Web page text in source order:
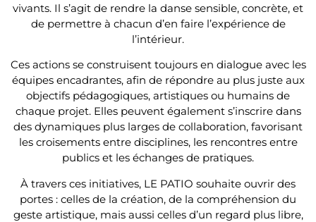
vivants. Il s’agit de rendre la danse sensible, concrète, et
de permettre à chacun d’en faire l’expérience de
l’intérieur.
Ces actions se construisent toujours en dialogue avec les
équipes encadrantes, afin de répondre au plus juste aux
objectifs pédagogiques, artistiques ou humains de
chaque projet. Elles peuvent également s’inscrire dans
des dynamiques plus larges de collaboration, favorisant
les croisements entre disciplines, les rencontres entre
publics et les échanges de pratiques.
À travers ces initiatives, LE PATIO souhaite ouvrir des
portes : celles de la création, de la compréhension du
geste artistique, mais aussi celles d’un regard plus libre,